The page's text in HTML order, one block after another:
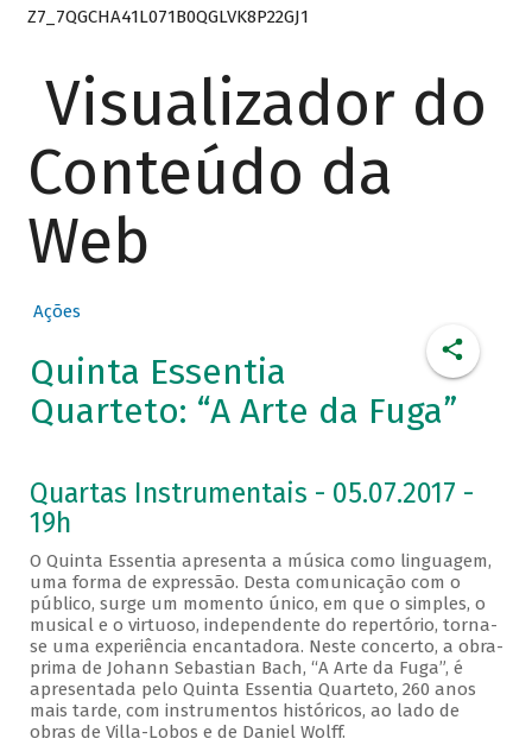
Z7_7QGCHA41L071B0QGLVK8P22GJ1
Visualizador do
Conteúdo da
Web
Ações
Quinta Essentia
Quarteto: “A Arte da Fuga”
Quartas Instrumentais - 05.07.2017 -
19h
O Quinta Essentia apresenta a música como linguagem,
uma forma de expressão. Desta comunicação com o
público, surge um momento único, em que o simples, o
musical e o virtuoso, independente do repertório, torna-
se uma experiência encantadora. Neste concerto, a obra-
prima de Johann Sebastian Bach, “A Arte da Fuga”, é
apresentada pelo Quinta Essentia Quarteto, 260 anos
mais tarde, com instrumentos históricos, ao lado de
obras de Villa-Lobos e de Daniel Wolff.